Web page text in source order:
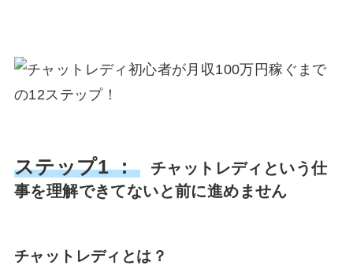
ステップ1 ：
チャットレディという仕
事を理解できてないと前に進めません
チャットレディとは？